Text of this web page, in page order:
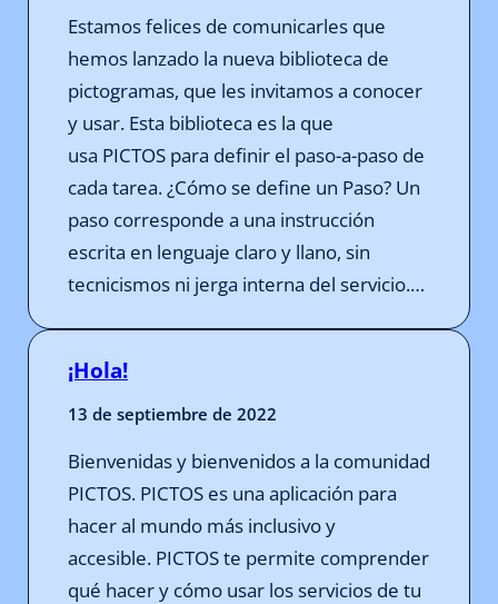
Estamos felices de comunicarles que
hemos lanzado la nueva biblioteca de
pictogramas, que les invitamos a conocer
y usar. Esta biblioteca es la que
usa PICTOS para definir el paso-a-paso de
cada tarea. ¿Cómo se define un Paso? Un
paso corresponde a una instrucción
escrita en lenguaje claro y llano, sin
tecnicismos ni jerga interna del servicio.…
¡Hola!
13 de septiembre de 2022
Bienvenidas y bienvenidos a la comunidad
PICTOS. PICTOS es una aplicación para
hacer al mundo más inclusivo y
accesible. PICTOS te permite comprender
qué hacer y cómo usar los servicios de tu